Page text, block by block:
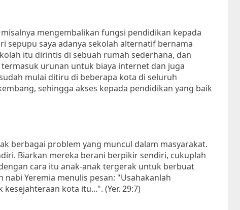
mengembalikan fungsi pendidikan kepada
sepupu saya adanya sekolah alternatif bernama
itu dirintis di sebuah rumah sederhana, dan
urunan untuk biaya internet dan juga
mulai ditiru di beberapa kota di seluruh
sehingga akses kepada pendidikan yang baik
berbagai problem yang muncul dalam masyarakat.
Biarkan mereka berani berpikir sendiri, cukuplah
cara itu anak-anak tergerak untuk berbuat
Yeremia menulis pesan: "Usahakanlah
kota itu...". (Yer. 29:7)